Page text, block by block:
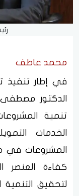
محمد عاطف
في إطار تنفيذ
الدكتور
تنمية
الخدمات
المشروعات في
كفاءة العنصر
لتحقيق التنمية